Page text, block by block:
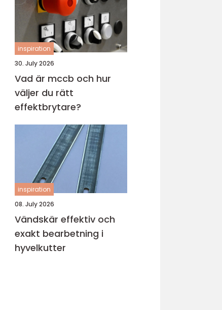
inspiration
30. July 2026
Vad är mccb och hur
väljer du rätt
effektbrytare?
inspiration
08. July 2026
Vändskär effektiv och
exakt bearbetning i
hyvelkutter